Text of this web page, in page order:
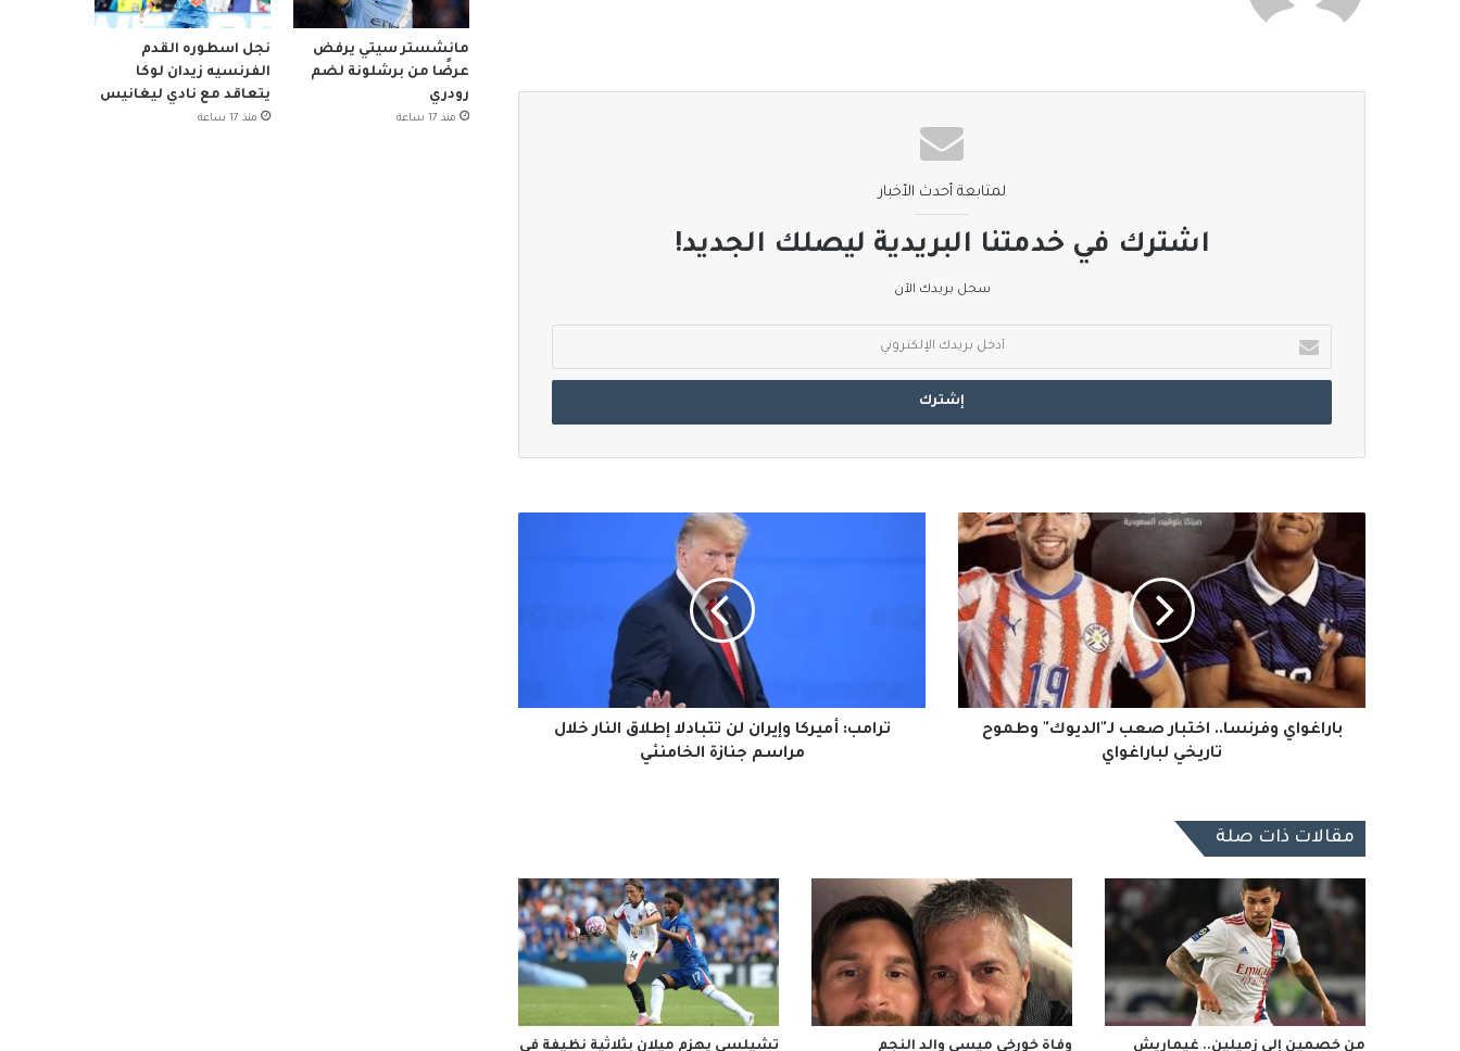
لمتابعة أحدث الأخبار
اشترك في خدمتنا البريدية ليصلك الجديد!
سجل بريدك الآن
بريدك
الإلكتروني
باراغواي
اختبار
صعب
لـ"الديوك"
وطموح
تاريخي
لباراغواي
باراغواي وفرنسا.. اختبار صعب لـ"الديوك" وطموح
تاريخي لباراغواي
مراسم
ترامب: أميركا وإيران لن تتبادلا إطلاق النار خلال
مراسم جنازة الخامنئي
مقالات ذات صلة
من خصمين إلى زميلين.. غيماريش وفاة خورخي ميسي والد النجم تشيلسي يهزم ميلان بثلاثية نظيفة في
مانشستر سيتي يرفض
عرضًا من برشلونة لضم
رودري
منذ 17 ساعة
نجل اسطوره القدم
الفرنسيه زيدان لوكا
يتعاقد مع نادي ليغانيس
منذ 17 ساعة